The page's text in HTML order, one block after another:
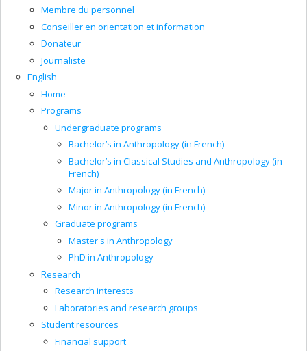
Membre du personnel
Conseiller en orientation et information
Donateur
Journaliste
English
Home
Programs
Undergraduate programs
Bachelor’s in Anthropology (in French)
Bachelor’s in Classical Studies and Anthropology (in
French)
Major in Anthropology (in French)
Minor in Anthropology (in French)
Graduate programs
Master's in Anthropology
PhD in Anthropology
Research
Research interests
Laboratories and research groups
Student resources
Financial support